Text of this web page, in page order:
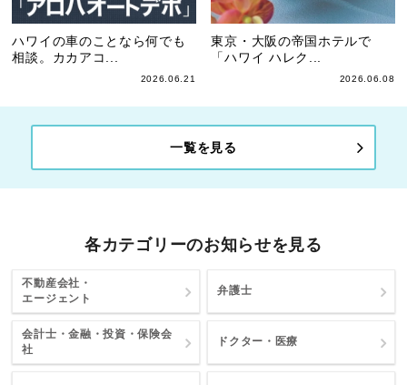
ハワイの車のことなら何でも
相談。カカアコ...
2026.06.21
東京・大阪の帝国ホテルで
「ハワイ ハレク...
2026.06.08
一覧を見る
各カテゴリーのお知らせを見る
不動産会社・
エージェント
弁護士
会計士・金融・投資・保険会
社
ドクター・医療